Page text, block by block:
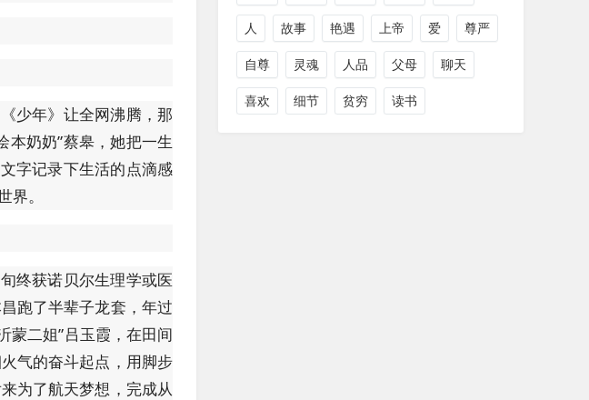
少年》让全网沸腾，那
奶奶”蔡皋，她把一生
字记录下生活的点滴感
。
终获诺贝尔生理学或医
跑了半辈子龙套，年过
蒙二姐”吕玉霞，在田间
气的奋斗起点，用脚步
为了航天梦想，完成从
人 故事 艳遇 上帝 爱 尊严
自尊 灵魂 人品 父母 聊天
喜欢 细节 贫穷 读书